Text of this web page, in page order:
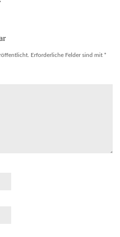
Erforderliche Felder sind mit *